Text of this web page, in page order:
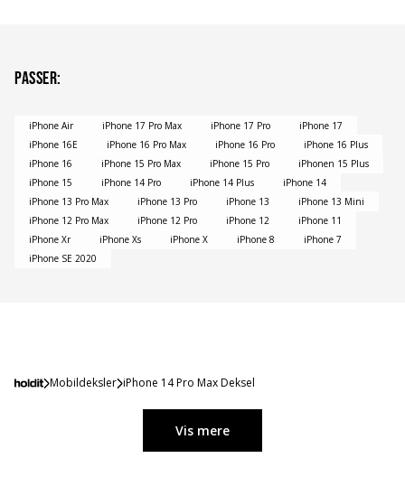
Passer:
iPhone Air iPhone 17 Pro Max iPhone 17 Pro
iPhone 17
iPhone 16E
iPhone 16 Pro Max iPhone 16 Pro
iPhone 16 Plus
iPhone 16
iPhone 15 Pro Max iPhone 15 Pro
iPhonen 15 Plus
iPhone 15
iPhone 14 Pro iPhone 14 Plus
iPhone 14
iPhone 13 Pro Max
iPhone 13 Pro iPhone 13
iPhone 13 Mini
iPhone 12 Pro Max
iPhone 12 Pro iPhone 12
iPhone 11
iPhone Xr
iPhone Xs iPhone X iPhone 8
iPhone 7
iPhone SE 2020
Mobildeksler iPhone 14 Pro Max Deksel
Vis mere